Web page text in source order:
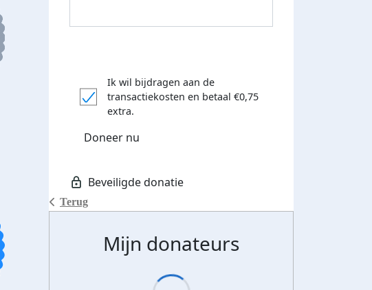
Donateurs
bedankt
Terug
Ik wil bijdragen aan de
transactiekosten en betaal €0,75
extra.
Doneer nu
Mijn donateurs